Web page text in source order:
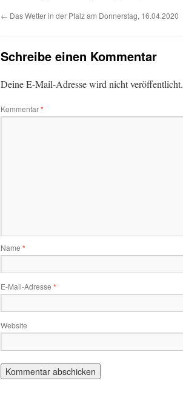
← Das Wetter in der Pfalz am Donnerstag, 16.04.2020
Schreibe einen Kommentar
Deine E-Mail-Adresse wird nicht veröffentlicht.
Kommentar*
Name *
E-Mail-Adresse *
Website